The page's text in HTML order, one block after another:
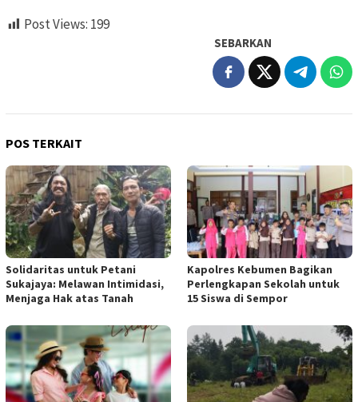
Post Views: 199
SEBARKAN
POS TERKAIT
Solidaritas untuk Petani
Sukajaya: Melawan Intimidasi,
Menjaga Hak atas Tanah
Kapolres Kebumen Bagikan
Perlengkapan Sekolah untuk
15 Siswa di Sempor